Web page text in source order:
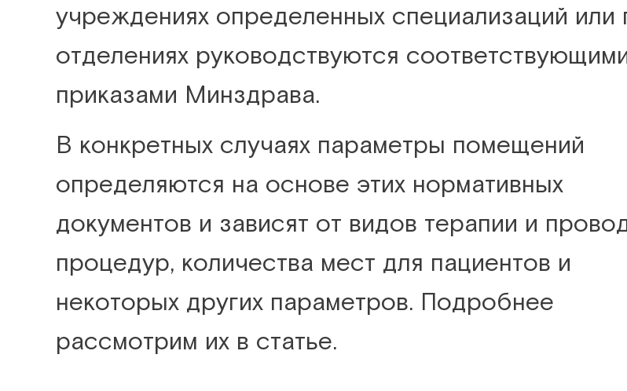
учреждениях определенных специализаций или
отделениях руководствуются
приказами Минздрава.
В конкретных случаях параметры помещений
определяются на основе этих нормативных
документов и зависят от видов терапии и
процедур, количества мест для пациентов и
некоторых других параметров. Подробнее
рассмотрим их в статье.